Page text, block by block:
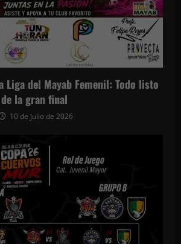
Liga del Mayab Femenil: Todo listo
la gran final
10 de julio de 2026